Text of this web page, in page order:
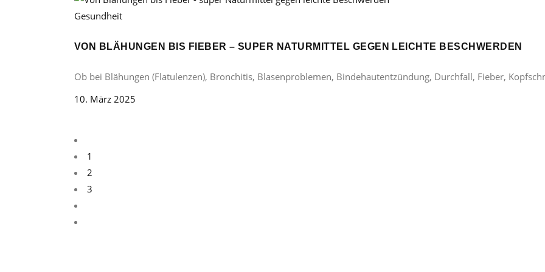
Gesundheit
VON BLÄHUNGEN BIS FIEBER – SUPER NATURMITTEL GEGEN LEICHTE BESCHWERDEN
Ob bei Blähungen (Flatulenzen), Bronchitis, Blasenproblemen, Bindehautentzündung, Durchfall, Fieber,
10. März 2025
1
2
3